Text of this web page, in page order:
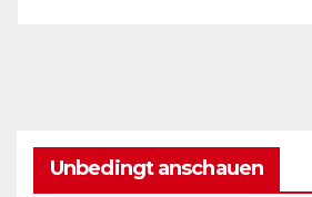
Unbedingt anschauen